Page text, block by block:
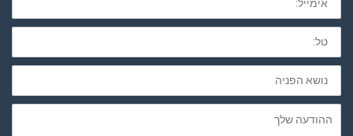
לא
חובה
נושא
הפניה
ההודעה
שלך